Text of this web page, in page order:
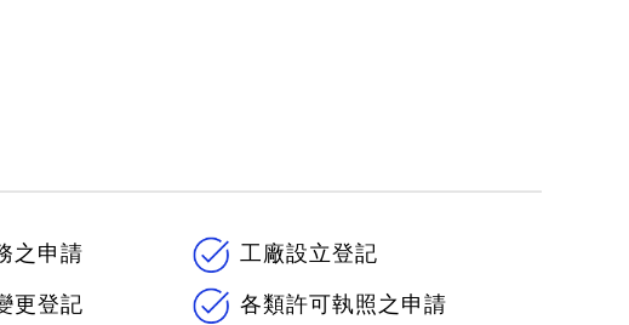
之申請 工廠設立登記
更登記 各類許可執照之申請